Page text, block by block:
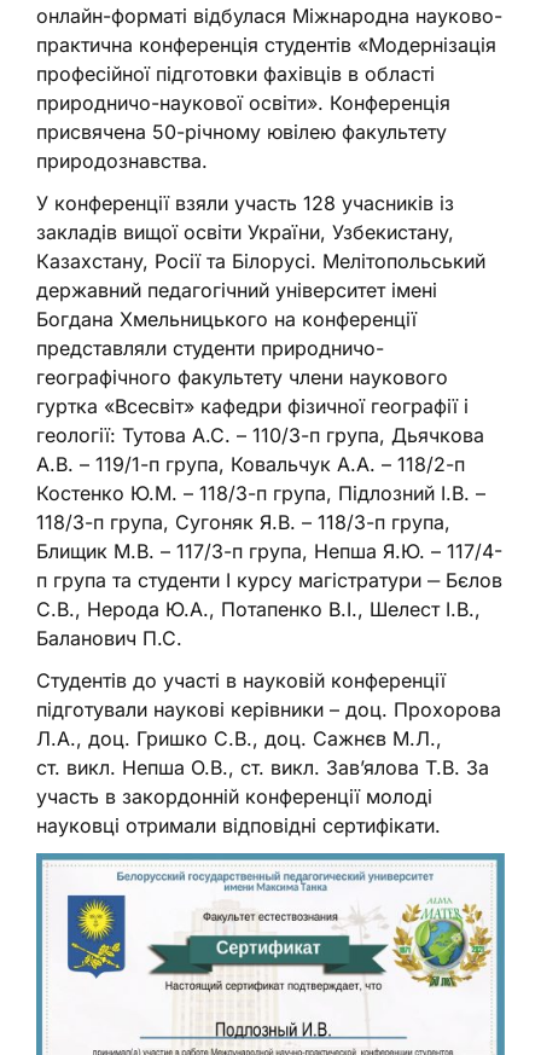
онлайн-форматі відбулася Міжнародна науково-
практична конференція студентів «Модернізація
професійної підготовки фахівців в області
природничо-наукової освіти». Конференція
присвячена 50-річному ювілею факультету
природознавства.
У конференції взяли участь 128 учасників із
закладів вищої освіти України, Узбекистану,
Казахстану, Росії та Білорусі. Мелітопольський
державний педагогічний університет імені
Богдана Хмельницького на конференції
представляли студенти природничо-
географічного факультету члени наукового
гуртка «Всесвіт» кафедри фізичної географії і
геології: Тутова А.С. – 110/3-п група, Дьячкова
А.В. – 119/1-п група, Ковальчук А.А. – 118/2-п
Костенко Ю.М. – 118/3-п група, Підлозний І.В. –
118/3-п група, Сугоняк Я.В. – 118/3-п група,
Блищик М.В. – 117/3-п група, Непша Я.Ю. – 117/4-
п група та студенти І курсу магістратури ‒ Бєлов
С.В., Нерода Ю.А., Потапенко В.І., Шелест І.В.,
Баланович П.С.
Студентів до участі в науковій конференції
підготували наукові керівники – доц. Прохорова
Л.А., доц. Гришко С.В., доц. Сажнєв М.Л.,
ст. викл. Непша О.В., ст. викл. Зав’ялова Т.В. За
участь в закордонній конференції молоді
науковці отримали відповідні сертифікати.